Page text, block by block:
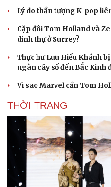
Du lịch
Tư vấn
Săn Tour
check-in
Lý do thần tượng K-pop
Cặp đôi Tom Holland và
dinh thự ở Surrey?
Thực hư Lưu Hiểu Khánh
ngàn cây số đến Bắc Kinh
Vì sao Marvel cần Tom
THỜI TRANG